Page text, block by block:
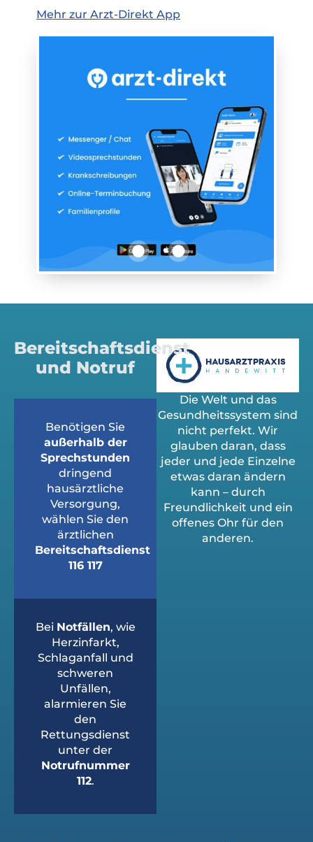
Mehr zur Arzt-Direkt App
Die Welt und das
Gesundheitssystem sind
nicht perfekt. Wir
glauben daran, dass
jeder und jede Einzelne
etwas daran ändern
kann – durch
Freundlichkeit und ein
offenes Ohr für den
anderen.
Bereitschaftsdienst
und Notruf
Benötigen Sie
außerhalb der
Sprechstunden
dringend
hausärztliche
Versorgung,
wählen Sie den
ärztlichen
Bereitschaftsdienst
116 117
Bei Notfällen, wie
Herzinfarkt,
Schlaganfall und
schweren
Unfällen,
alarmieren Sie
den
Rettungsdienst
unter der
Notrufnummer
112.